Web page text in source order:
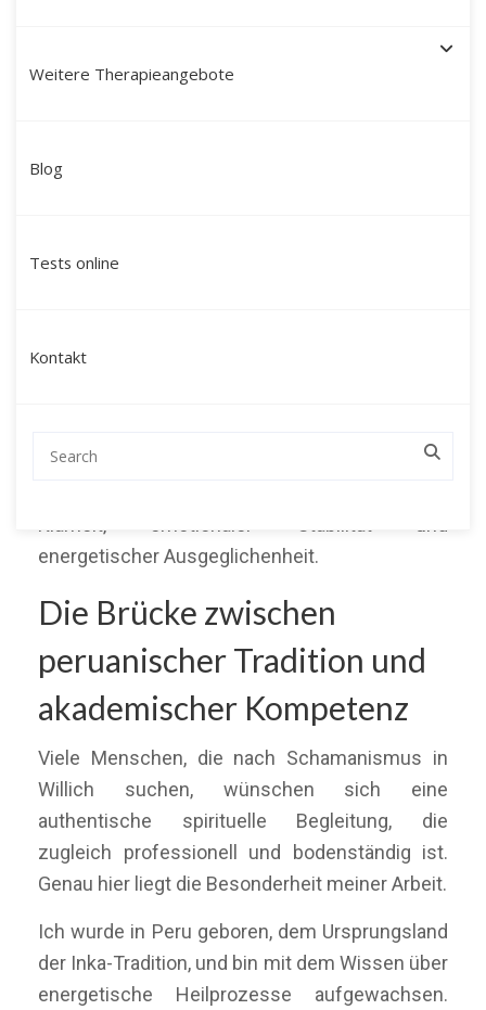
Weitere Therapieangebote
Blog
Tests online
Kontakt
Willich: Ihr Weg zu Ganzheit
Veränderung, die über klassische
und Umgebung sowie deutschlandweit über
energetischer Ausgeglichenheit.
Die Brücke zwischen
peruanischer Tradition und
akademischer Kompetenz
Viele Menschen, die nach Schamanismus in
Willich suchen, wünschen sich eine
authentische spirituelle Begleitung, die
zugleich professionell und bodenständig ist.
Genau hier liegt die Besonderheit meiner Arbeit.
Ich wurde in Peru geboren, dem Ursprungsland
der Inka-Tradition, und bin mit dem Wissen über
energetische Heilprozesse aufgewachsen.